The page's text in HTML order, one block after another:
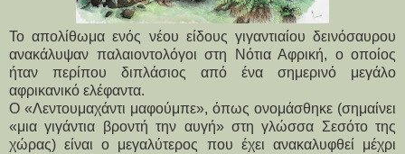
Το απολίθωμα ενός νέου είδους γιγαντιαίου δεινόσαυρου
ανακάλυψαν παλαιοντολόγοι στη Νότια Αφρική, ο οποίος
ήταν περίπου διπλάσιος από ένα σημερινό μεγάλο
αφρικανικό ελέφαντα.
Ο «Λεντουμαχάντι μαφούμπε», όπως ονομάσθηκε (σημαίνει
«μια γιγάντια βροντή την αυγή» στη γλώσσα Σεσότο της
χώρας) είναι ο μεγαλύτερος που έχει ανακαλυφθεί μέχρι